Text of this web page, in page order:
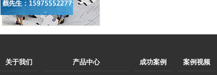
关于我们 产品中心 成功案例 案例视频